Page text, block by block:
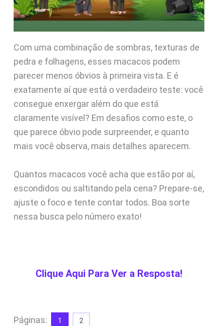
Com uma combinação de sombras, texturas de
pedra e folhagens, esses macacos podem
parecer menos óbvios à primeira vista. E é
exatamente aí que está o verdadeiro teste: você
consegue enxergar além do que está
claramente visível? Em desafios como este, o
que parece óbvio pode surpreender, e quanto
mais você observa, mais detalhes aparecem.
Quantos macacos você acha que estão por aí,
escondidos ou saltitando pela cena? Prepare-se,
ajuste o foco e tente contar todos. Boa sorte
nessa busca pelo número exato!
Clique Aqui Para Ver a Resposta!
Páginas: 1 2